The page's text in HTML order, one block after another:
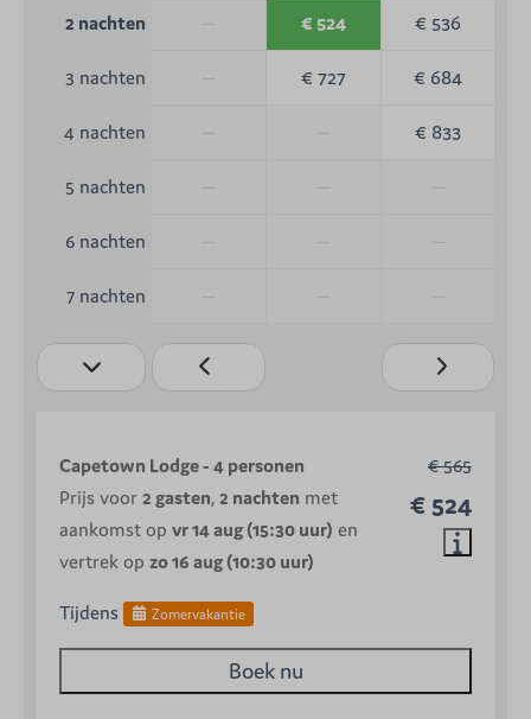
2 nachten € 524 € 536
3 nachten € 727 € 684
4 nachten € 833
5 nachten
6 nachten
7 nachten
€ 565
€ 524
Capetown Lodge - 4 personen
Prijs voor 2 gasten, 2 nachten met
aankomst op vr 14 aug (15:30 uur) en
vertrek op zo 16 aug (10:30 uur)
Tijdens Zomervakantie
Boek nu